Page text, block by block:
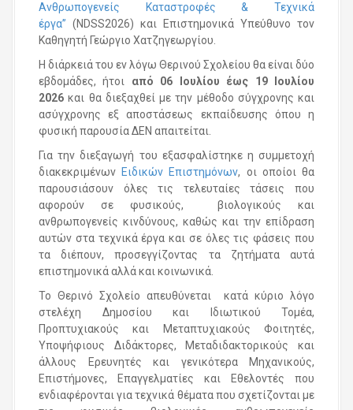
Ανθρωπογενείς Καταστροφές & Τεχνικά
έργα” (NDSS2026) και Επιστημονικά Υπεύθυνο τον
Καθηγητή Γεώργιο Χατζηγεωργίου.
Η διάρκειά του εν λόγω Θερινού Σχολείου θα είναι δύο
εβδομάδες, ήτοι από 06 Ιουλίου έως 19 Ιουλίου
2026 και θα διεξαχθεί με την μέθοδο σύγχρονης και
ασύγχρονης εξ αποστάσεως εκπαίδευσης όπου η
φυσική παρουσία ΔΕΝ απαιτείται.
Για την διεξαγωγή του εξασφαλίστηκε η συμμετοχή
διακεκριμένων Ειδικών Επιστημόνων, οι οποίοι θα
παρουσιάσουν όλες τις τελευταίες τάσεις που
αφορούν σε φυσικούς, βιολογικούς και
ανθρωπογενείς κινδύνους, καθώς και την επίδραση
αυτών στα τεχνικά έργα και σε όλες τις φάσεις που
τα διέπουν, προσεγγίζοντας τα ζητήματα αυτά
επιστημονικά αλλά και κοινωνικά.
Το Θερινό Σχολείο απευθύνεται κατά κύριο λόγο
στελέχη Δημοσίου και Ιδιωτικού Τομέα,
Προπτυχιακούς και Μεταπτυχιακούς Φοιτητές,
Υποψήφιους Διδάκτορες, Μεταδιδακτορικούς και
άλλους Ερευνητές και γενικότερα Μηχανικούς,
Επιστήμονες, Επαγγελματίες και Εθελοντές που
ενδιαφέρονται για τεχνικά θέματα που σχετίζονται με